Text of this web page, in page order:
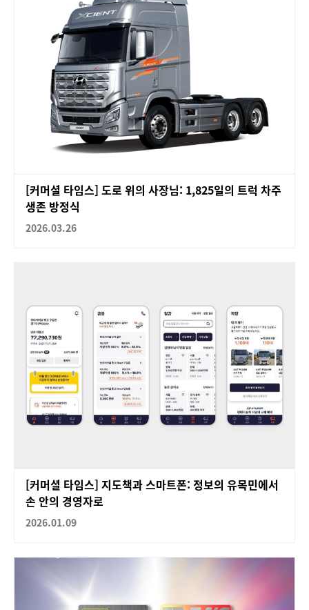
[커머셜 타임스] 도로 위의 사장님: 1,825일의 트럭 차주
생존 방정식
2026.03.26
[커머셜 타임스] 지도책과 스마트폰: 정보의 유목민에서
손 안의 경영자로
2026.01.09